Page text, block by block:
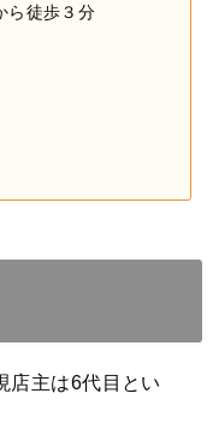
ら徒歩３分
店主は6代目とい